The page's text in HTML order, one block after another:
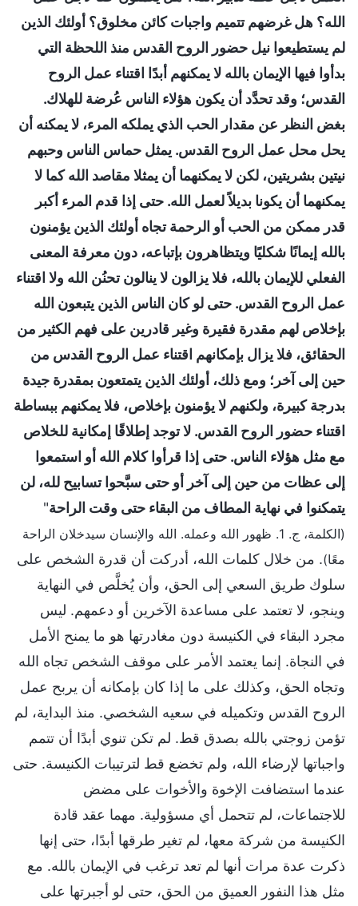
الله؟ هل غرضهم تتميم واجبات كائن مخلوق؟ أولئك الذين
لم يستطيعوا نيل حضور الروح القدس منذ اللحظة التي
بدأوا فيها الإيمان بالله لا يمكنهم أبدًا اقتناء عمل الروح
القدس؛ وقد تحدَّد أن يكون هؤلاء الناس عُرضة للهلاك.
بغض النظر عن مقدار الحب الذي يملكه المرء، لا يمكنه أن
يحل محل عمل الروح القدس. يمثل حماس الناس وحبهم
نيتين بشريتين، لكن لا يمكنهما أن يمثلا مقاصد الله كما لا
يمكنهما أن يكونا بديلاً لعمل الله. حتى إذا قدم المرء أكبر
قدر ممكن من الحب أو الرحمة تجاه أولئك الذين يؤمنون
بالله إيمانًا شكليًا ويتظاهرون بإتباعه، دون معرفة المعنى
الفعلي للإيمان بالله، فلا يزالون لا ينالون تحنُن الله ولا اقتناء
عمل الروح القدس. حتى لو كان الناس الذين يتبعون الله
بإخلاص لهم مقدرة فقيرة وغير قادرين على فهم الكثير من
الحقائق، فلا يزال بإمكانهم اقتناء عمل الروح القدس من
حين إلى آخر؛ ومع ذلك، أولئك الذين يتمتعون بمقدرة جيدة
بدرجة كبيرة، ولكنهم لا يؤمنون بإخلاص، فلا يمكنهم ببساطة
اقتناء حضور الروح القدس. لا توجد إطلاقًا إمكانية للخلاص
مع مثل هؤلاء الناس. حتى إذا قرأوا كلام الله أو استمعوا
إلى عظات من حين إلى آخر أو حتى سبَّحوا تسابيح لله، لن
يتمكنوا في نهاية المطاف من البقاء حتى وقت الراحة"
(الكلمة، ج. 1. ظهور الله وعمله. الله والإنسان سيدخلان الراحة
معًا). من خلال كلمات الله، أدركت أن قدرة الشخص على
سلوك طريق السعي إلى الحق، وأن يُخلَّص في النهاية
وينجو، لا تعتمد على مساعدة الآخرين أو دعمهم. ليس
مجرد البقاء في الكنيسة دون مغادرتها هو ما يمنح الأمل
في النجاة. إنما يعتمد الأمر على موقف الشخص تجاه الله
وتجاه الحق، وكذلك على ما إذا كان بإمكانه أن يربح عمل
الروح القدس وتكميله في سعيه الشخصي. منذ البداية، لم
تؤمن زوجتي بالله بصدق قط. لم تكن تنوي أبدًا أن تتمم
واجباتها لإرضاء الله، ولم تخضع قط لترتيبات الكنيسة. حتى
عندما استضافت الإخوة والأخوات على مضض
للاجتماعات، لم تتحمل أي مسؤولية. مهما عقد قادة
الكنيسة من شركة معها، لم تغير طرقها أبدًا، حتى إنها
ذكرت عدة مرات أنها لم تعد ترغب في الإيمان بالله. مع
مثل هذا النفور العميق من الحق، حتى لو أجبرتها على